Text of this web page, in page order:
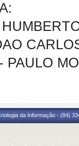
PAULO
da Informação - (84)